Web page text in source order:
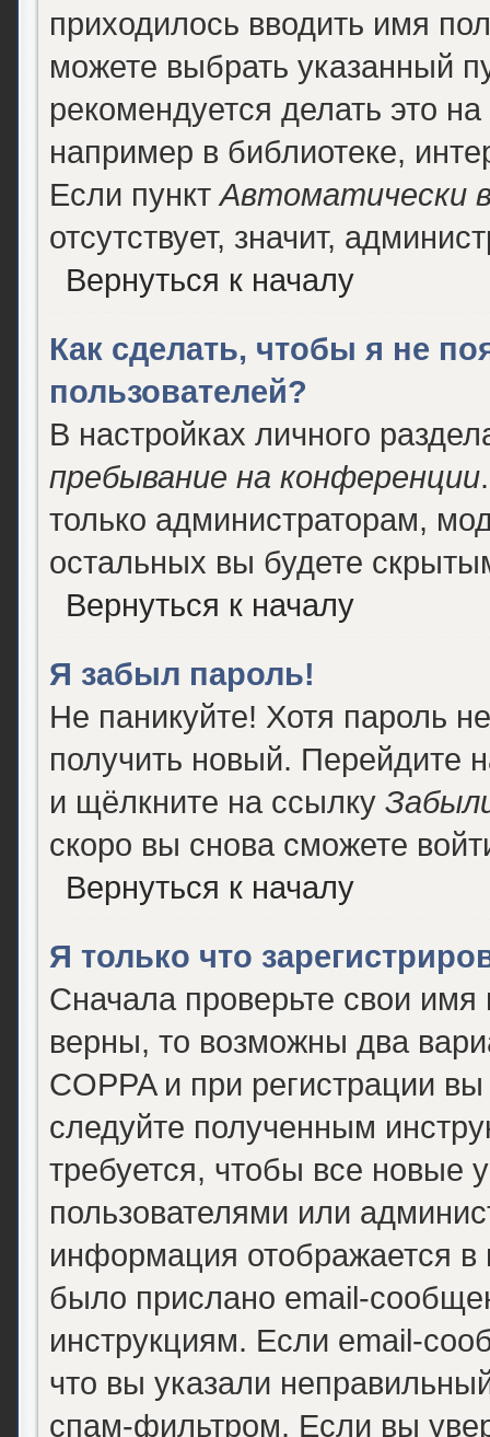
приходилось вводить имя
можете выбрать указанный
рекомендуется делать это
например в библиотеке,
Если пункт Автоматически
отсутствует, значит,
Вернуться к началу
Как сделать, чтобы я не
пользователей?
В настройках личного
пребывание на конференции
только администраторам,
остальных вы будете
Вернуться к началу
Я забыл пароль!
Не паникуйте! Хотя пароль
получить новый. Перейдите
и щёлкните на ссылку
скоро вы снова сможете
Вернуться к началу
Я только что
Сначала проверьте свои
верны, то возможны два
COPPA и при регистрации
следуйте полученным
требуется, чтобы все новые
пользователями или
информация отображается в
было прислано email-
инструкциям. Если email-
что вы указали
спам-фильтром. Если вы